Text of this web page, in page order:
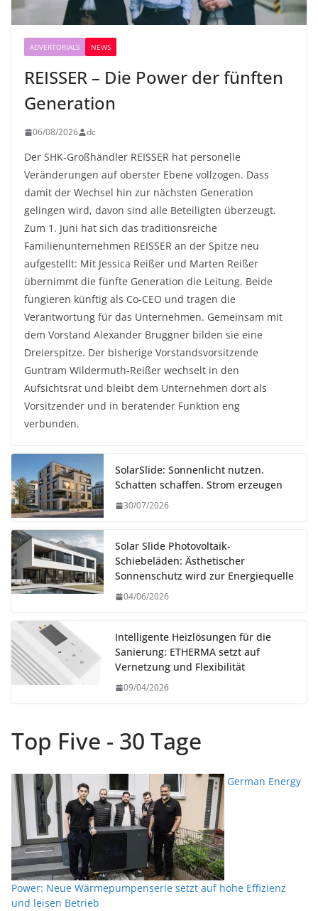
ADVERTORIALS NEWS
REISSER – Die Power der fünften
Generation
06/08/2026 dc
Der SHK-Großhändler REISSER hat personelle
Veränderungen auf oberster Ebene vollzogen. Dass
damit der Wechsel hin zur nächsten Generation
gelingen wird, davon sind alle Beteiligten überzeugt.
Zum 1. Juni hat sich das traditionsreiche
Familienunternehmen REISSER an der Spitze neu
aufgestellt: Mit Jessica Reißer und Marten Reißer
übernimmt die fünfte Generation die Leitung. Beide
fungieren künftig als Co-CEO und tragen die
Verantwortung für das Unternehmen. Gemeinsam mit
dem Vorstand Alexander Bruggner bilden sie eine
Dreierspitze. Der bisherige Vorstandsvorsitzende
Guntram Wildermuth-Reißer wechselt in den
Aufsichtsrat und bleibt dem Unternehmen dort als
Vorsitzender und in beratender Funktion eng
verbunden.
SolarSlide: Sonnenlicht nutzen.
Schatten schaffen. Strom erzeugen
30/07/2026
Solar Slide Photovoltaik-
Schiebeläden: Ästhetischer
Sonnenschutz wird zur Energiequelle
04/06/2026
Intelligente Heizlösungen für die
Sanierung: ETHERMA setzt auf
Vernetzung und Flexibilität
09/04/2026
Top Five - 30 Tage
German Energy
Power: Neue Wärmepumpenserie setzt auf hohe Effizienz
und leisen Betrieb